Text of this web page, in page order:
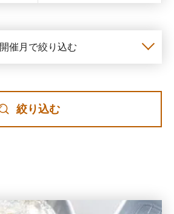
開催月で絞り込む
絞り込む